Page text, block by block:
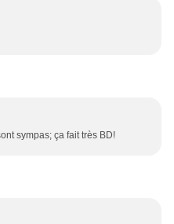
sympas; ça fait très BD!